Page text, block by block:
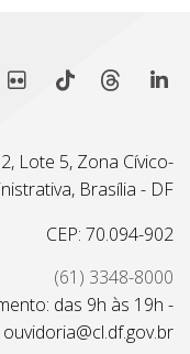
Lote 5, Zona Cívico-
Brasília - DF
CEP: 70.094-902
(61) 3348-8000
das 9h às 19h -
ouvidoria@cl.df.gov.br